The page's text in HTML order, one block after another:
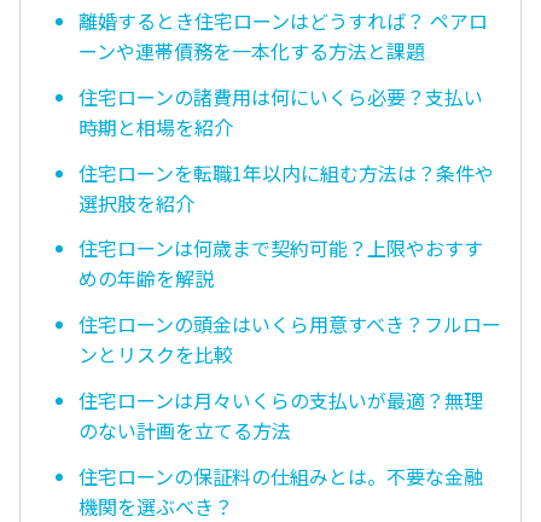
離婚するとき住宅ローンはどうすれば？ ペアロ
ーンや連帯債務を一本化する方法と課題
住宅ローンの諸費用は何にいくら必要？支払い
時期と相場を紹介
住宅ローンを転職1年以内に組む方法は？条件や
選択肢を紹介
住宅ローンは何歳まで契約可能？上限やおすす
めの年齢を解説
住宅ローンの頭金はいくら用意すべき？フルロー
ンとリスクを比較
住宅ローンは月々いくらの支払いが最適？無理
のない計画を立てる方法
住宅ローンの保証料の仕組みとは。不要な金融
機関を選ぶべき？